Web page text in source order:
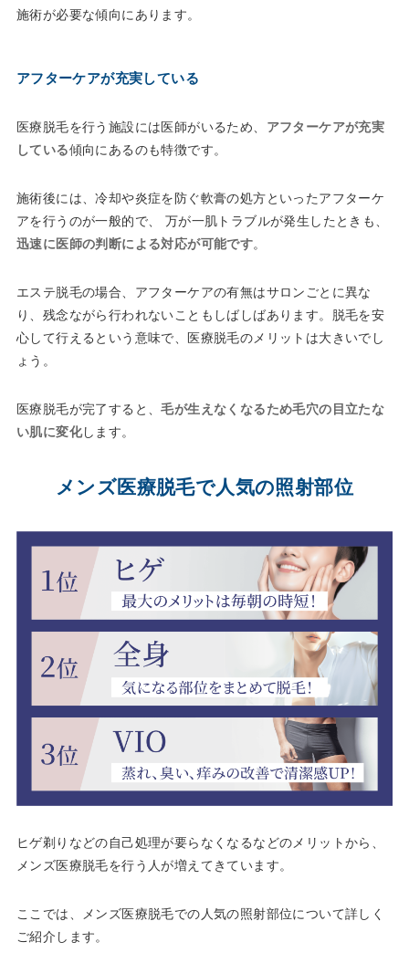
施術が必要な傾向にあります。
アフターケアが充実している
医療脱毛を行う施設には医師がいるため、 アフターケアが充実
している傾向にあるのも特徴です。
施術後には、冷却や炎症を防ぐ軟膏の処方といったアフターケ
アを行うのが一般的で、 万が一肌トラブルが発生したときも、
迅速に医師の判断による対応が可能です。
エステ脱毛の場合、アフターケアの有無はサロンごとに異な
り、残念ながら行われないこともしばしばあります。脱毛を安
心して行えるという意味で、医療脱毛のメリットは大きいでし
ょう。
医療脱毛が完了すると、毛が生えなくなるため毛穴の目立たな
い肌に変化します。
メンズ医療脱毛で人気の照射部位
ヒゲ剃りなどの自己処理が要らなくなるなどのメリットから、
メンズ医療脱毛を行う人が増えてきています。
ここでは、メンズ医療脱毛での人気の照射部位について詳しく
ご紹介します。